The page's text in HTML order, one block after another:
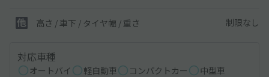
高さ / 車下 / タイヤ幅 / 重さ 制限なし
対応車種
オートバイ 軽自動車 コンパクトカー
中型車